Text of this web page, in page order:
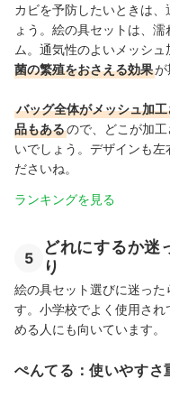
カビを予防したいときは
ょう。絵の具セットは、
ム。通気性のよいメッシュ
菌の繁殖をおさえる効果が
バッグ全体がメッシュ加
品もあるので、どこが加
いでしょう。デザインも
ださいね。
ランキングを見る
5
どれにするか迷
り
絵の具セット選びに迷っ
す。小学校でよく使用さ
める人にも向いています。
ぺんてる：使いやすさ